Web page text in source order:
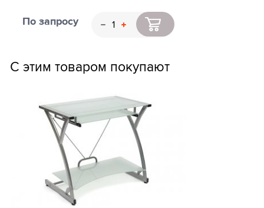
По запросу
С этим товаром покупают